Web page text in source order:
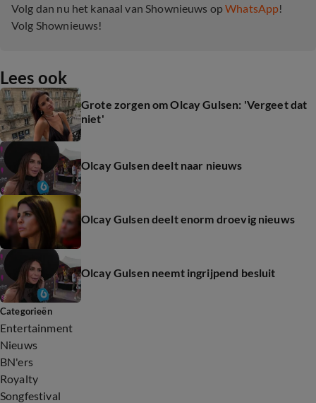
Volg dan nu het kanaal van Shownieuws opWhatsApp!
Volg Shownieuws!
Lees ook
Grote zorgen om Olcay Gulsen: 'Vergeet dat
niet'
Olcay Gulsen deelt naar nieuws
Olcay Gulsen deelt enorm droevig nieuws
Olcay Gulsen neemt ingrijpend besluit
Categorieën
Entertainment
Nieuws
BN'ers
Royalty
Songfestival